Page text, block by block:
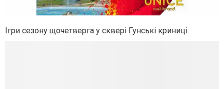
Ігри сезону щочетверга у сквері Гунські криниці.